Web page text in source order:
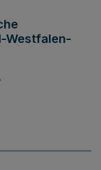
Westfalen-